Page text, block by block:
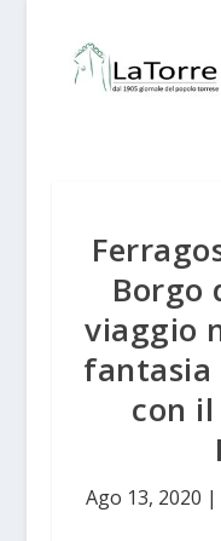
Borgo
viaggio
fantasia
con il
Ago 13, 2020 |